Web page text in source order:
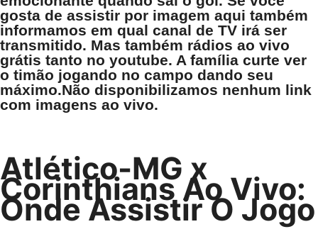
gosta de assistir por imagem aqui também
informamos em qual canal de TV irá ser
transmitido. Mas também rádios ao vivo
grátis tanto no youtube. A família curte ver
o timão jogando no campo dando seu
máximo.Não disponibilizamos nenhum link
com imagens ao vivo.
Atlético-MG x
Corinthians Ao Vivo:
Onde Assistir O Jogo